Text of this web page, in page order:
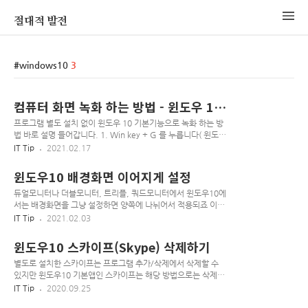
절대적 발전
windows10 3
컴퓨터 화면 녹화 하는 방법 - 윈도우 10
기본기능
프로그램 별도 설치 없이 윈도우 10 기본기능으로 녹화 하는 방
법 바로 설명 들어갑니다. 1. Win key + G 를 누릅니다( 윈도우
로고 키 + G ) "게임바를 여시겠습니까?" 라는 메세지가 나오면
버튼이 영상 녹화 버튼입니다. 2. 누르게되면 다음과 같이 녹화
상태 패널이 생깁니다. 마이크 버튼을 누르면 마이크 기능도 사
용할 수 있습니다. 녹화 영상은 내 PC > 동영상 폴더에서 확인
하실 수 있습니다.
IT Tip 2021.02.17
윈도우10 배경화면 이어지게 설정
듀얼모니터나 더블모니터, 트리플, 쿼드모니터에서 윈도우10에
서는 배경화면을 그냥 설정하면 양쪽에 나뉘어서 적용되죠 이어
지게 설정하는 방법을 공유하겠습니다. 1. 작업표시줄 좌측 하
을 입력하여 검색한 후 클릭합니다. 3. 설정 화면에서 원하는 이
미지에 마우스 우클릭 합니다. 4. [모든 모니터에 대해 설정]을
누르면 모든 모니터에 동일한 배경화면이 설정됩니다.
IT Tip 2021.02.03
윈도우10 스카이프(Skype) 삭제하기
별도로 설치한 스카이프는 프로그램 추가/삭제에서 삭제할 수
있지만 윈도우10 기본앱인 스카이프는 해당 방법으로는 삭제할
수 없습니다. 1. 작업표시줄 좌측 하단의 [시작버튼(윈도우로
IT Tip 2020.09.25